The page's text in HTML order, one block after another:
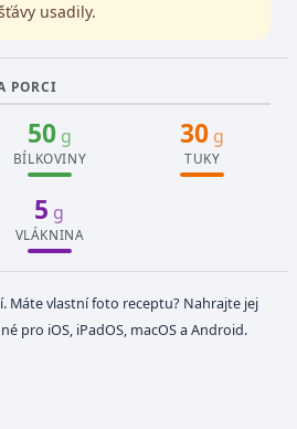
usadily.
PORCI
50g
BÍLKOVINY
30 g
TUKY
5 g
VLÁKNINA
Máte vlastní foto receptu? Nahrajte jej
pro iOS, iPadOS, macOS a Android.